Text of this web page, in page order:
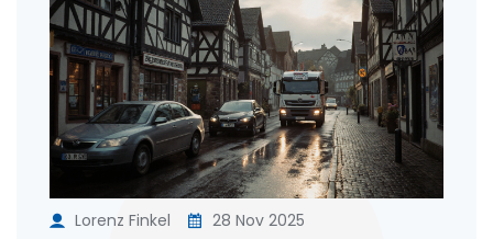
Lorenz Finkel 28 Nov 2025